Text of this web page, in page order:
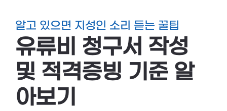
알고 있으면 지성인 소리 듣는 꿀팁
유류비 청구서 작성
및 적격증빙 기준 알
아보기